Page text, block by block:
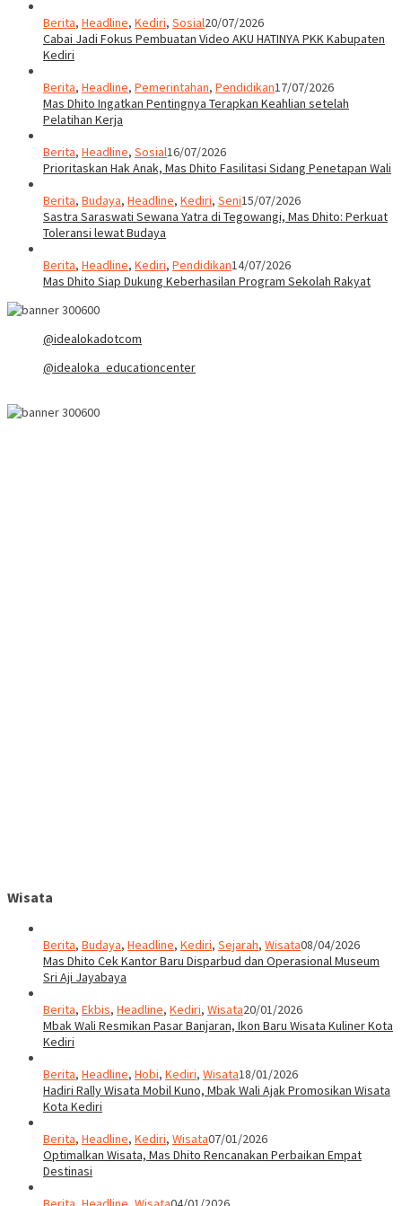
Berita, Headline, Kediri, Sosial20/07/2026
Cabai Jadi Fokus Pembuatan Video AKU HATINYA PKK Kabupaten
Kediri
Berita, Headline, Pemerintahan, Pendidikan17/07/2026
Mas Dhito Ingatkan Pentingnya Terapkan Keahlian setelah
Pelatihan Kerja
Berita, Headline, Sosial16/07/2026
Prioritaskan Hak Anak, Mas Dhito Fasilitasi Sidang Penetapan Wali
Berita, Budaya, Headline, Kediri, Seni15/07/2026
Sastra Saraswati Sewana Yatra di Tegowangi, Mas Dhito: Perkuat
Toleransi lewat Budaya
Berita, Headline, Kediri, Pendidikan14/07/2026
Mas Dhito Siap Dukung Keberhasilan Program Sekolah Rakyat
@idealokadotcom
@idealoka_educationcenter
Wisata
Berita, Budaya, Headline, Kediri, Sejarah, Wisata08/04/2026
Mas Dhito Cek Kantor Baru Disparbud dan Operasional Museum
Sri Aji Jayabaya
Berita, Ekbis, Headline, Kediri, Wisata20/01/2026
Mbak Wali Resmikan Pasar Banjaran, Ikon Baru Wisata Kuliner Kota
Kediri
Berita, Headline, Hobi, Kediri, Wisata18/01/2026
Hadiri Rally Wisata Mobil Kuno, Mbak Wali Ajak Promosikan Wisata
Kota Kediri
Berita, Headline, Kediri, Wisata07/01/2026
Optimalkan Wisata, Mas Dhito Rencanakan Perbaikan Empat
Destinasi